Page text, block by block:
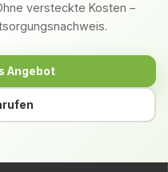
versteckte Kosten –
Angebot